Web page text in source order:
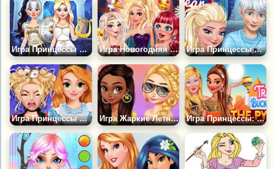
Игра Принцессы Мифический Челлендж Игра Новогодняя Коллекция Принцесс Игра Принцессы Диснея: Пара Года
Игра Принцессы и Фабрика Заклинаний Игра Жаркие Летние Дни Принцесс Игра Принцессы: Путешествии к Пирамидам